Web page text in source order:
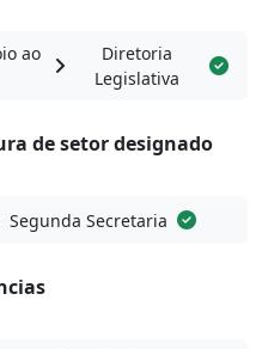
ao
Diretoria
Legislativa
de setor designado
Segunda Secretaria